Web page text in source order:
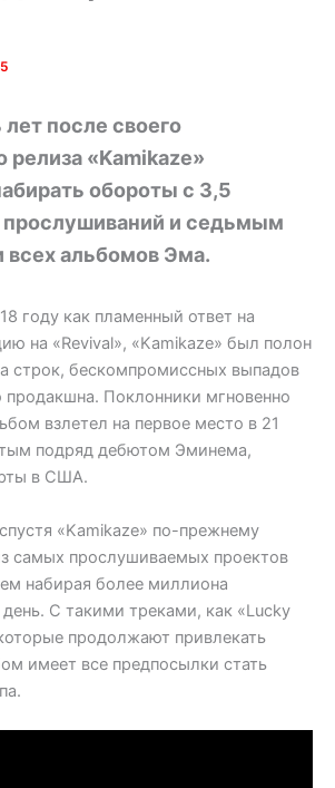
после своего
релиза «Kamikaze»
обороты с 3,5
и седьмым
альбомов Эма.
году как пламенный ответ на
на «Revival», «Kamikaze» был полон
строк, бескомпромиссных выпадов
продакшна. Поклонники мгновенно
взлетел на первое место в 21
подряд дебютом Эминема,
в США.
«Kamikaze» по-прежнему
самых прослушиваемых проектов
набирая более миллиона
С такими треками, как «Lucky
продолжают привлекать
имеет все предпосылки стать